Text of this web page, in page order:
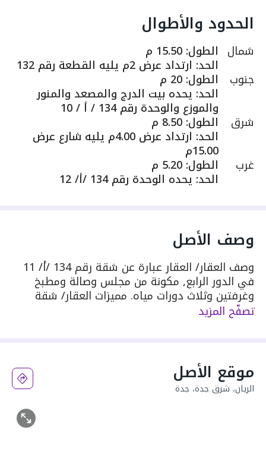
الحدود والأطوال
شمال الطول: 15.50 م
الحد: ارتداد عرض 2م يليه القطعة رقم 132
جنوب الطول: 20 م
الحد: يحده بيت الدرج والمصعد والمنور
والموزع والوحدة رقم 134 / أ / 10
شرق الطول: 8.50 م
الحد: ارتداد عرض 4.00م يليه شارع عرض
15.00م
غرب الطول: 5.20 م
الحد: يحده الوحدة رقم 134 /أ/ 12
وصف الأصل
وصف العقار/ العقار عبارة عن شقة رقم 134 /أ/ 11
في الدور الرابع, مكونة من مجلس وصالة ومطبخ
وغرفتين وثلاث دورات مياه. مميزات العقار/ شقة
سكنية في حي الريان موقع داخل حي سكني
مخدوم قابلة للتأجير بسهولة (موقع + توزيع جيد)
تصفّح المزيد
موقع الأصل
الريان، شرق جدة، جدة